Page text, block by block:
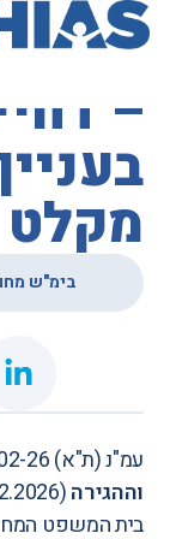
המאגר
בית
–
מקלט
בימ"ש
עמ"נ (ת"א) 39067-02-26
וההגירה(15.2.2026)
בית המשפט